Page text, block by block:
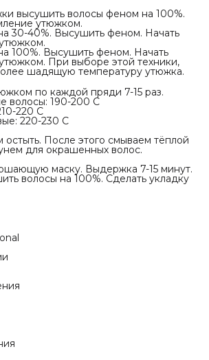
высушить волосы феном на 100%.
утюжком.
30-40%. Высушить феном. Начать
100%. Высушить феном. Начать
При выборе этой техники,
шадящую температуру утюжка.
по каждой пряди 7-15 раз.
волосы: 190-200 С
220 С
220-230 С
остыть. После этого смываем тёплой
для окрашенных волос.
маску. Выдержка 7-15 минут.
волосы на 100%. Сделать укладку